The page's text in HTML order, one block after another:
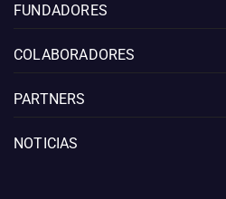
FUNDADORES
COLABORADORES
PARTNERS
NOTICIAS